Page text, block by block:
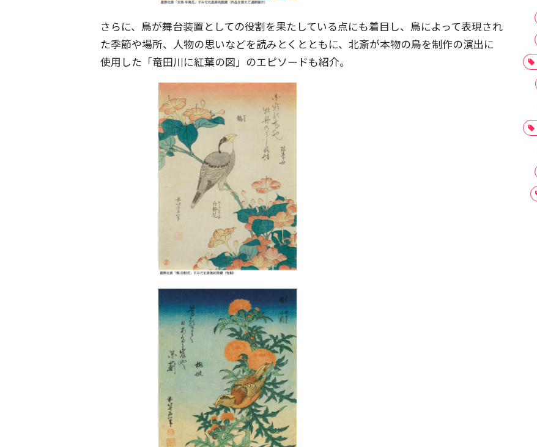
さらに、鳥が舞台装置としての役割を果たしている点にも着目し、鳥によって表現され
た季節や場所、人物の思いなどを読みとくとともに、北斎が本物の鳥を制作の演出に
使用した「竜田川に紅葉の図」のエピソードも紹介。